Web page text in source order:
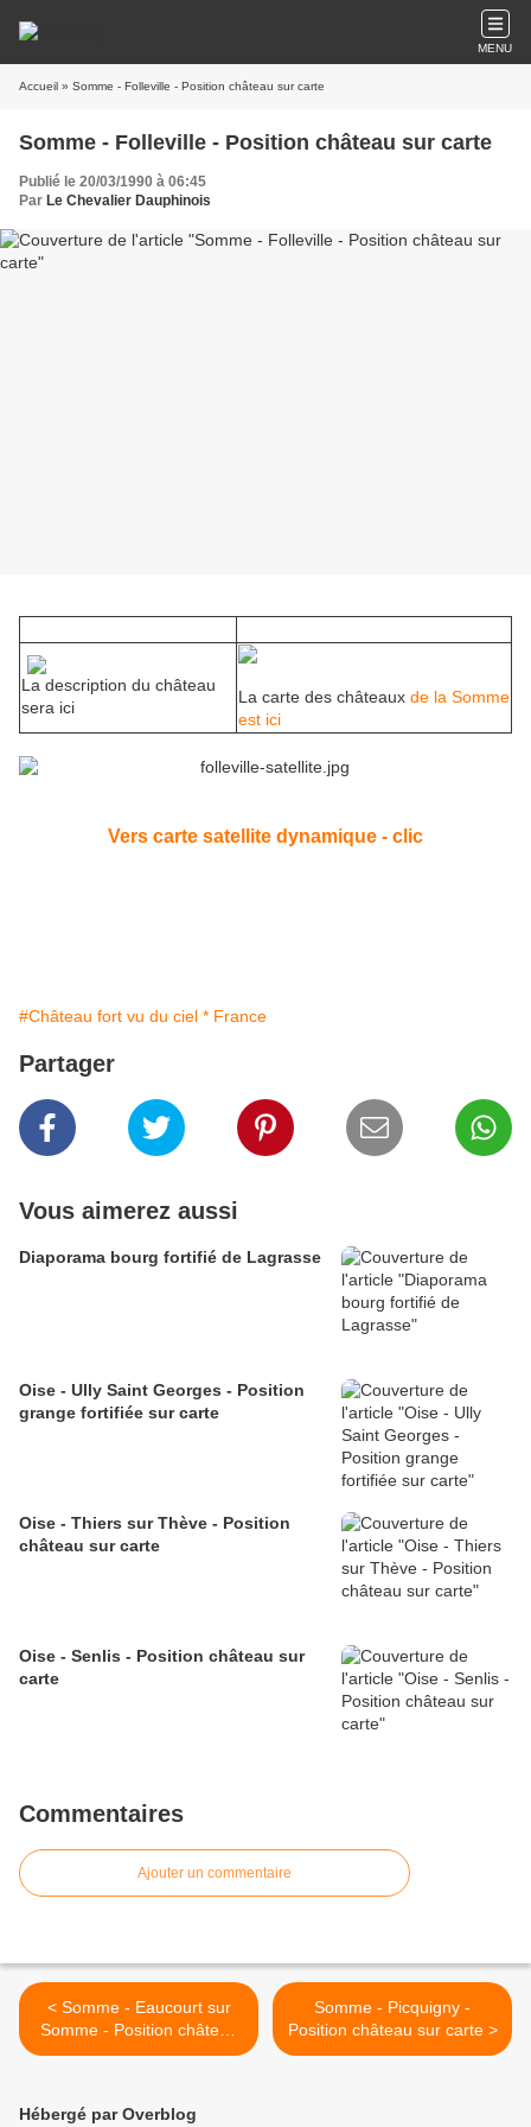
MENU
Accueil » Somme - Folleville - Position château sur carte
Somme - Folleville - Position château sur carte
Publié le 20/03/1990 à 06:45
Par Le Chevalier Dauphinois
La description du château
sera ici
La carte des châteaux de la Somme
est ici
Vers carte satellite dynamique - clic
#Château fort vu du ciel * France
Partager
Vous aimerez aussi
Diaporama bourg fortifié de Lagrasse
Oise - Ully Saint Georges - Position
grange fortifiée sur carte
Oise - Thiers sur Thève - Position
château sur carte
Oise - Senlis - Position château sur
carte
Commentaires
Ajouter un commentaire
< Somme - Eaucourt sur
Somme - Position château
sur carte
Somme - Picquigny -
Position château sur carte >
Hébergé par Overblog